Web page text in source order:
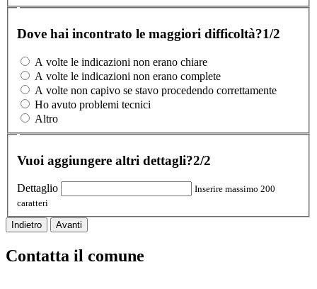
Dove hai incontrato le maggiori difficoltà?1/2
A volte le indicazioni non erano chiare
A volte le indicazioni non erano complete
A volte non capivo se stavo procedendo correttamente
Ho avuto problemi tecnici
Altro
Vuoi aggiungere altri dettagli?2/2
Dettaglio
Inserire massimo 200
caratteri
Indietro Avanti
Contatta il comune